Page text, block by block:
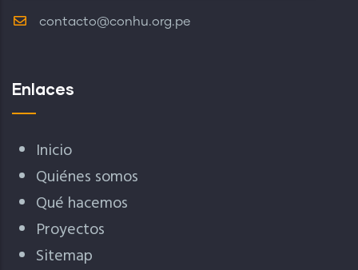
contacto@conhu.org.pe
Enlaces
Inicio
Quiénes somos
Qué hacemos
Proyectos
Sitemap